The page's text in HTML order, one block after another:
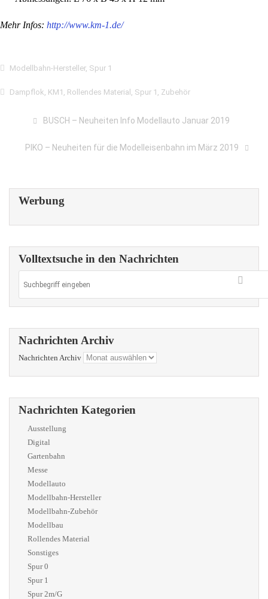
Mehr Infos: http://www.km-1.de/
Modellbahn-Hersteller, Spur 1
Dampflok, KM1 , Rollendes Material , Spur 1 , Zubehör
BUSCH – Neuheiten Info Modellauto Januar 2019
PIKO – Neuheiten für die Modelleisenbahn im März 2019
Werbung
Volltextsuche in den Nachrichten
Nachrichten Archiv
Nachrichten Archiv
Nachrichten Kategorien
Ausstellung
Digital
Gartenbahn
Messe
Modellauto
Modellbahn-Hersteller
Modellbahn-Zubehör
Modellbau
Rollendes Material
Sonstiges
Spur 0
Spur 1
Spur 2m/G